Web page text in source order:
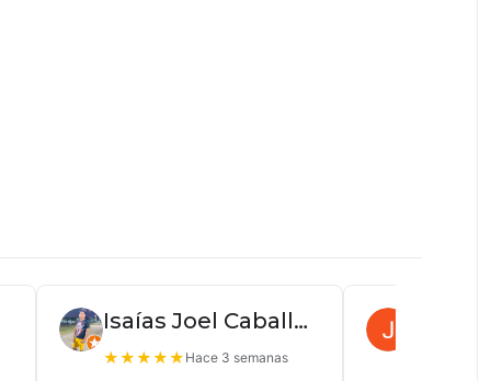
Isaías Joel Caballero
★★★★★ Hace 3 semanas